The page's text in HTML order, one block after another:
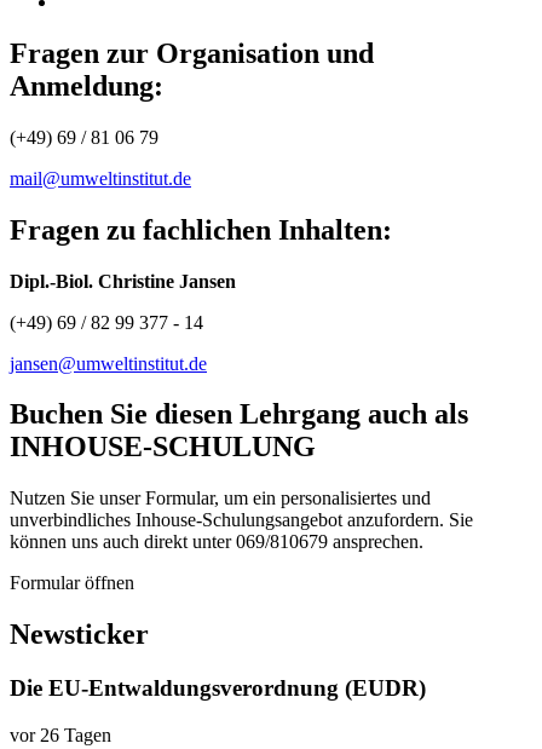
Fragen zur Organisation und
Anmeldung:
(+49) 69 / 81 06 79
mail@umweltinstitut.de
Fragen zu fachlichen Inhalten:
Dipl.-Biol. Christine Jansen
(+49) 69 / 82 99 377 - 14
jansen@umweltinstitut.de
Buchen Sie diesen Lehrgang auch als
INHOUSE-SCHULUNG
Nutzen Sie unser Formular, um ein personalisiertes und
unverbindliches Inhouse-Schulungs­angebot anzufordern. Sie
können uns auch direkt unter 069/810679 ansprechen.
Formular öffnen
Newsticker
Die EU-Entwaldungsverordnung (EUDR)
vor 26 Tagen